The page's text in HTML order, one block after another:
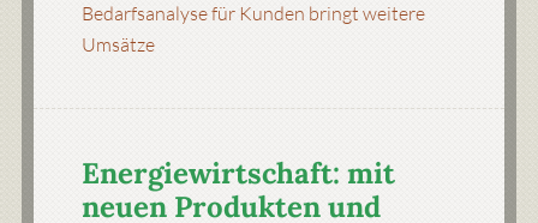
Bedarfsanalyse für Kunden bringt weitere
Umsätze
Energiewirtschaft: mit
neuen Produkten und